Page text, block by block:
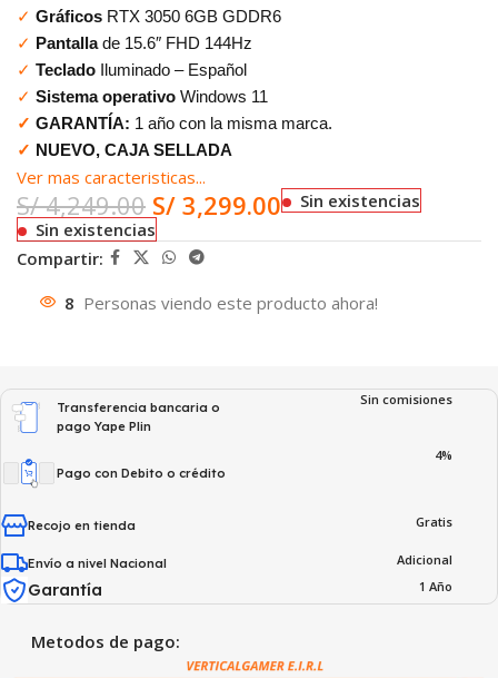
✓ Gráficos RTX 3050 6GB GDDR6
✓ Pantallade 15.6″ FHD 144Hz
✓ Teclado Iluminado – Español
✓ Sistema operativo Windows 11
✓ GARANTÍA: 1 año con la misma marca.
✓ NUEVO, CAJA SELLADA
Ver mas caracteristicas...
S/4,249.00 S/ 3,299.00
Sin existencias
Sin existencias
Compartir:
8 Personas viendo este producto ahora!
Transferencia bancaria o
pago Yape Plin
Sin comisiones
Pago con Debito o crédito
4%
Recojo en tienda Gratis
Envío a nivel Nacional Adicional
Garantía 1 Año
Metodos de pago: